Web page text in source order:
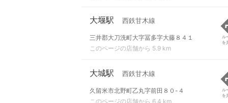
大堰駅 西鉄甘木線
三井郡大刀洗町大字冨多字大藤８４１
このページの店舗から 5.9 km
ル
を
大城駅 西鉄甘木線
久留米市北野町乙丸字前田８０-４
このページの店舗から 6.4 km
ル
を